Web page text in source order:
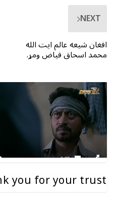
NEXT
افغان شیعه عالم ایت الله
محمد اسحاق فیاض ومړ.
you for your trust